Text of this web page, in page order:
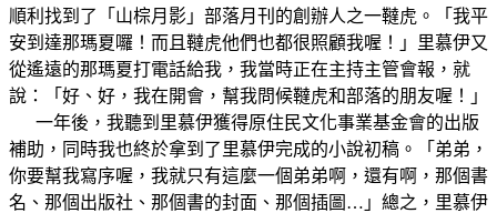
順利找到了「山棕月影」部落月刊的創辦人之一韃虎。「我平
安到達那瑪夏囉！而且韃虎他們也都很照顧我喔！」里慕伊又
從遙遠的那瑪夏打電話給我，我當時正在主持主管會報，就
說：「好、好，我在開會，幫我問候韃虎和部落的朋友喔！」
一年後，我聽到里慕伊獲得原住民文化事業基金會的出版
補助，同時我也終於拿到了里慕伊完成的小說初稿。「弟弟，
你要幫我寫序喔，我就只有這麼一個弟弟啊，還有啊，那個書
名、那個出版社、那個書的封面、那個插圖…」總之，里慕伊